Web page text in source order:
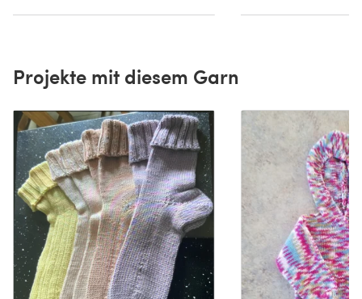
Projekte mit diesem Garn